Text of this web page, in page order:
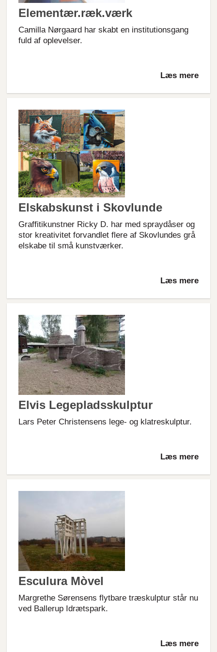
Elementær.ræk.værk
Camilla Nørgaard har skabt en institutionsgang
fuld af oplevelser.
Læs mere
Elskabskunst i Skovlunde
Graffitikunstner Ricky D. har med spraydåser og
stor kreativitet forvandlet flere af Skovlundes grå
elskabe til små kunstværker.
Læs mere
Elvis Legepladsskulptur
Lars Peter Christensens lege- og klatreskulptur.
Læs mere
Esculura Mòvel
Margrethe Sørensens flytbare træskulptur står nu
ved Ballerup Idrætspark.
Læs mere